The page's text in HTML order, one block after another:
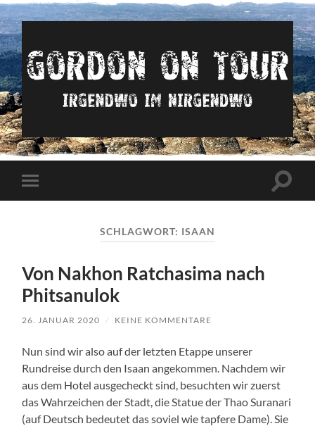
Irgendwo
im
nirgendwo
Mobile-
Menü
SCHLAGWORT: ISAAN
Von Nakhon Ratchasima nach
Phitsanulok
26. JANUAR 2020 / KEINE KOMMENTARE
Nun sind wir also auf der letzten Etappe unserer
Rundreise durch den Isaan angekommen. Nachdem wir
aus dem Hotel ausgecheckt sind, besuchten wir zuerst
das Wahrzeichen der Stadt, die Statue der Thao Suranari
(auf Deutsch bedeutet das soviel wie tapfere Dame). Sie